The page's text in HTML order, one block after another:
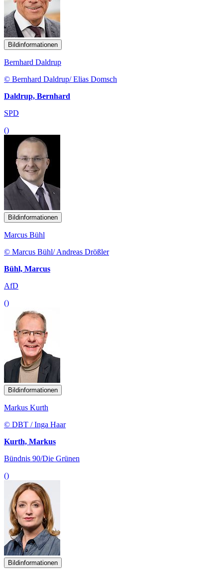
Bildinformationen
Bernhard Daldrup
© Bernhard Daldrup/ Elias Domsch
Daldrup, Bernhard
SPD
()
Bildinformationen
Marcus Bühl
© Marcus Bühl/ Andreas Drößler
Bühl, Marcus
AfD
()
Bildinformationen
Markus Kurth
© DBT / Inga Haar
Kurth, Markus
Bündnis 90/Die Grünen
()
Bildinformationen